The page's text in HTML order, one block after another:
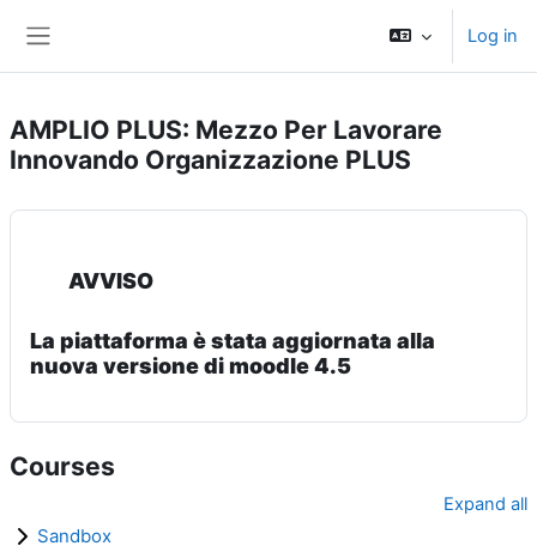
Log in
AMPLIO PLUS: Mezzo Per Lavorare
Innovando Organizzazione PLUS
AVVISO
La piattaforma è stata aggiornata alla
nuova versione di moodle 4.5
Courses
Expand all
Sandbox